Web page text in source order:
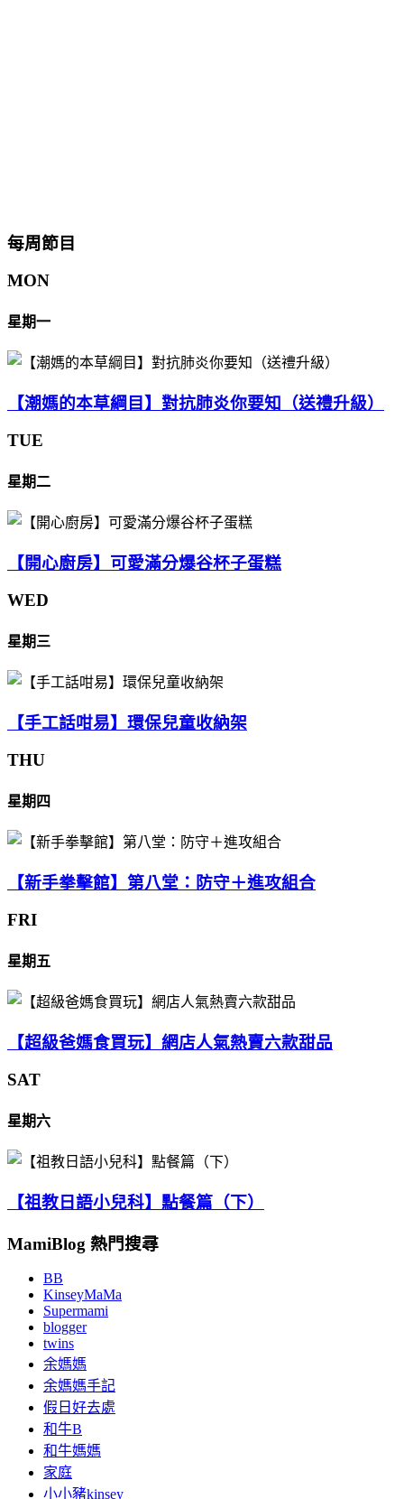
每周節目
MON
星期一
【潮媽的本草綱目】對抗肺炎你要知（送禮升級）
TUE
星期二
【開心廚房】可愛滿分爆谷杯子蛋糕
WED
星期三
【手工話咁易】環保兒童收納架
THU
星期四
【新手拳擊館】第八堂：防守＋進攻組合
FRI
星期五
【超級爸媽食買玩】網店人氣熱賣六款甜品
SAT
星期六
【祖教日語小兒科】點餐篇（下）
MamiBlog 熱門搜尋
BB
KinseyMaMa
Supermami
blogger
twins
余媽媽
余媽媽手記
假日好去處
和牛B
和牛媽媽
家庭
小小豬kinsey